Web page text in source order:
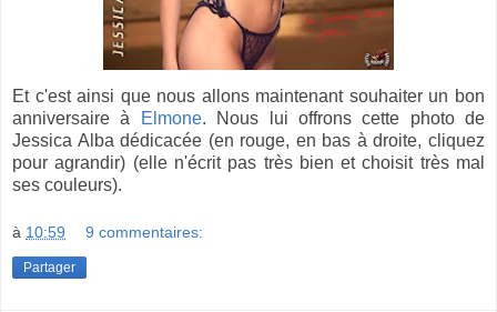
Et c'est ainsi que nous allons maintenant souhaiter un bon
anniversaire à
Elmone. Nous lui offrons cette photo de
Jessica Alba dédicacée (en rouge, en bas à droite, cliquez
pour agrandir) (elle n'écrit pas très bien et choisit très mal
ses couleurs).
à 10:59 9 commentaires:
Partager